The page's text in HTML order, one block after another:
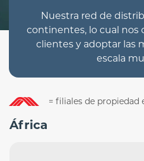
Nuestra red de
continentes, lo cual nos
clientes y adoptar las
escala
= filiales de propiedad
África